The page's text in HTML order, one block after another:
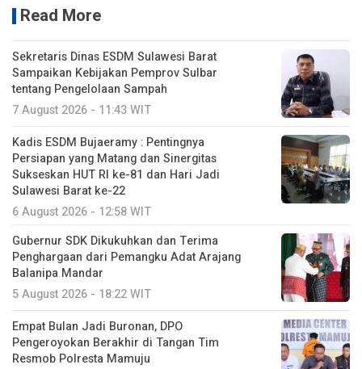
Read More
Sekretaris Dinas ESDM Sulawesi Barat
Sampaikan Kebijakan Pemprov Sulbar
tentang Pengelolaan Sampah
7 August 2026 - 11:43 WIT
Kadis ESDM Bujaeramy : Pentingnya
Persiapan yang Matang dan Sinergitas
Sukseskan HUT RI ke-81 dan Hari Jadi
Sulawesi Barat ke-22
6 August 2026 - 12:58 WIT
Gubernur SDK Dikukuhkan dan Terima
Penghargaan dari Pemangku Adat Arajang
Balanipa Mandar
5 August 2026 - 18:22 WIT
Empat Bulan Jadi Buronan, DPO
Pengeroyokan Berakhir di Tangan Tim
Resmob Polresta Mamuju